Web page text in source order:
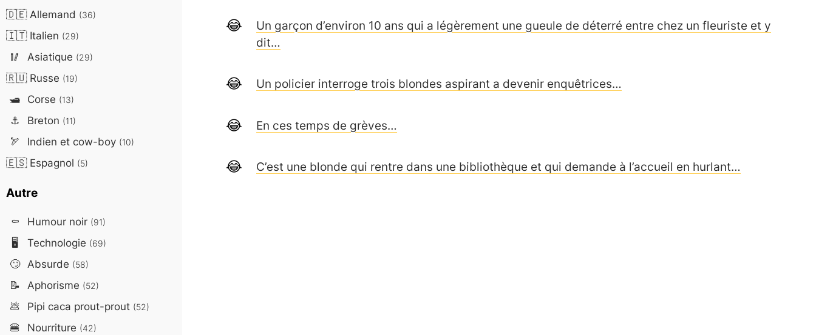
Un garçon d’environ 10 ans qui a légèrement une gueule de déterré entre chez un fleuriste et y
dit…
Un policier interroge trois blondes aspirant a devenir enquêtrices…
En ces temps de grèves…
C’est une blonde qui rentre dans une bibliothèque et qui demande à l’accueil en hurlant…
🇩🇪Allemand (36)
🇮🇹Italien (29)
🥢 Asiatique (29)
🇷🇺Russe (19)
🛥️ Corse (13)
⚓ Breton (11)
🏹 Indien et cow-boy (10)
🇪🇸Espagnol (5)
Autre
⚰️ Humour noir (91)
🖥️ Technologie (69)
🙄 Absurde (58)
📝 Aphorisme (52)
💩 Pipi caca prout-prout (52)
🍔 Nourriture (42)